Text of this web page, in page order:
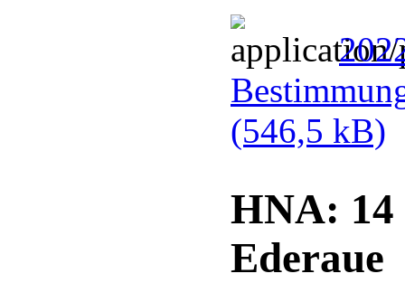
(546,5 kB)
HNA: 14
Ederaue